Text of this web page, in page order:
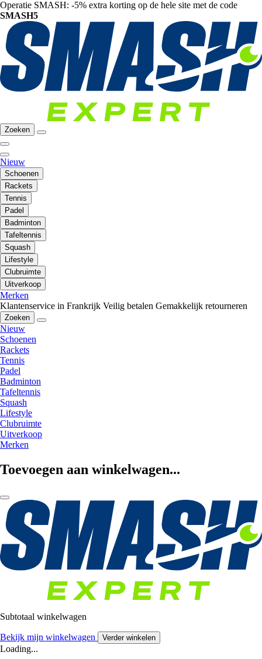
Operatie SMASH: -5% extra korting op de hele site met de code
SMASH5
Zoeken
Nieuw
Schoenen
Rackets
Tennis
Padel
Badminton
Tafeltennis
Squash
Lifestyle
Clubruimte
Uitverkoop
Merken
Klantenservice in Frankrijk Veilig betalen Gemakkelijk retourneren
Zoeken
Nieuw
Schoenen
Rackets
Tennis
Padel
Badminton
Tafeltennis
Squash
Lifestyle
Clubruimte
Uitverkoop
Merken
Toevoegen aan winkelwagen...
Subtotaal winkelwagen
Bekijk mijn winkelwagen Verder winkelen
Loading...